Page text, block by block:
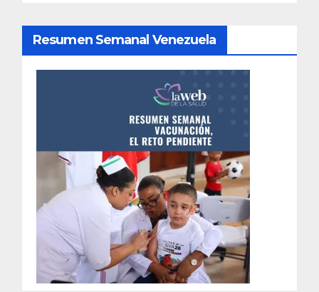
Resumen Semanal Venezuela